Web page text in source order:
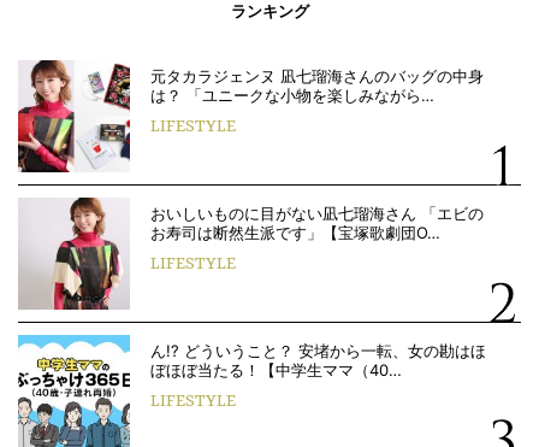
ランキング
元タカラジェンヌ 凪七瑠海さんのバッグの中身
は？ 「ユニークな小物を楽しみながら…
LIFESTYLE
おいしいものに目がない凪七瑠海さん 「エビの
お寿司は断然生派です」【宝塚歌劇団O…
LIFESTYLE
ん!? どういうこと？ 安堵から一転、女の勘はほ
ぼほぼ当たる！【中学生ママ（40…
LIFESTYLE